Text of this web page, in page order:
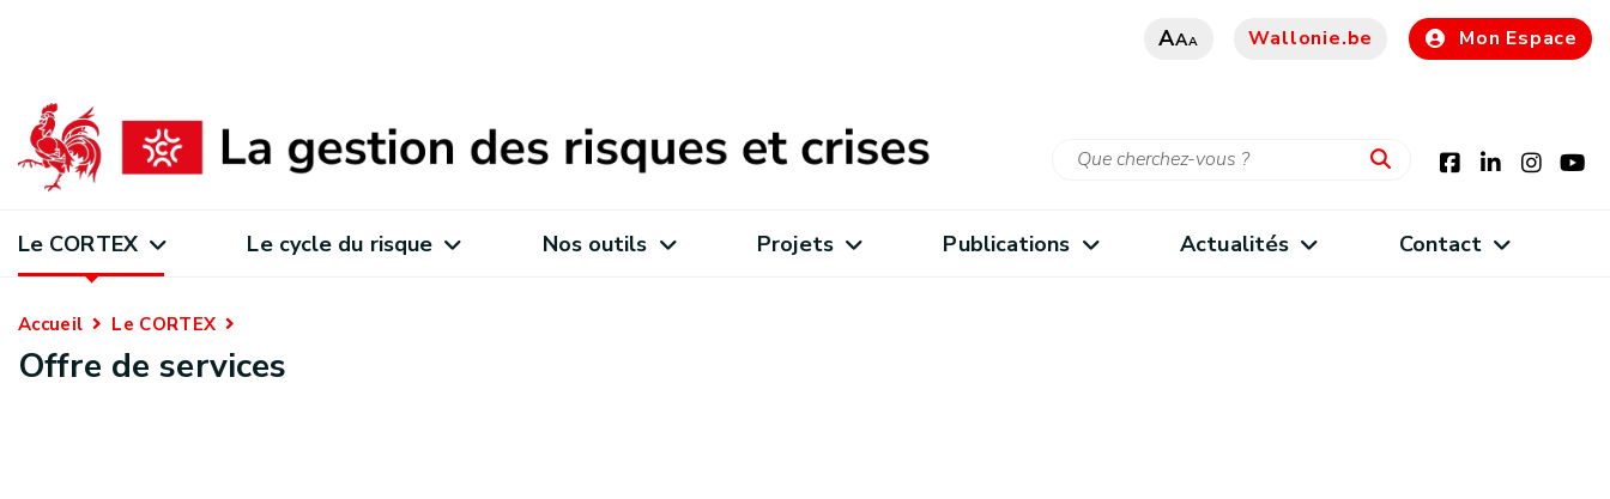
AAA Wallonie.be Mon Espace
Le CORTEX Le cycle du risque Nos outils Projets Publications Actualités Contact
Accueil Le CORTEX
Offre de services